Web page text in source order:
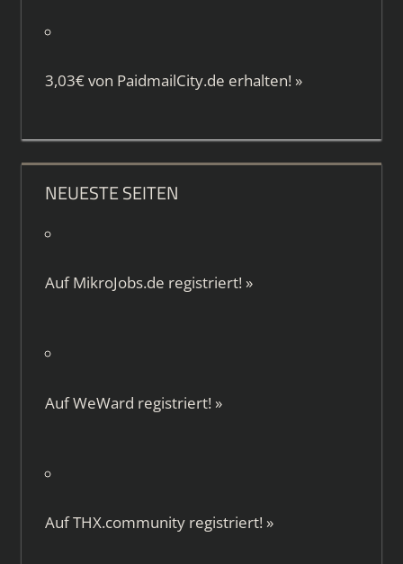
3,03€ von PaidmailCity.de erhalten! »
NEUESTE SEITEN
AufMikroJobs.de registriert! »
AufWeWard registriert! »
AufTHX.communityregistriert! »